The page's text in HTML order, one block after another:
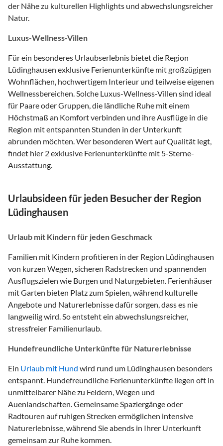
der Nähe zu kulturellen Highlights und abwechslungsreicher
Natur.
Luxus-Wellness-Villen
Für ein besonderes Urlaubserlebnis bietet die Region
Lüdinghausen exklusive Ferienunterkünfte mit großzügigen
Wohnflächen, hochwertigem Interieur und teilweise eigenen
Wellnessbereichen. Solche Luxus-Wellness-Villen sind ideal
für Paare oder Gruppen, die ländliche Ruhe mit einem
Höchstmaß an Komfort verbinden und ihre Ausflüge in die
Region mit entspannten Stunden in der Unterkunft
abrunden möchten. Wer besonderen Wert auf Qualität legt,
findet hier 2 exklusive Ferienunterkünfte mit 5-Sterne-
Ausstattung.
Urlaubsideen für jeden Besucher der Region
Lüdinghausen
Urlaub mit Kindern für jeden Geschmack
Familien mit Kindern profitieren in der Region Lüdinghausen
von kurzen Wegen, sicheren Radstrecken und spannenden
Ausflugszielen wie Burgen und Naturgebieten. Ferienhäuser
mit Garten bieten Platz zum Spielen, während kulturelle
Angebote und Naturerlebnisse dafür sorgen, dass es nie
langweilig wird. So entsteht ein abwechslungsreicher,
stressfreier Familienurlaub.
Hundefreundliche Unterkünfte für Naturerlebnisse
Ein Urlaub mit Hund wird rund um Lüdinghausen besonders
entspannt. Hundefreundliche Ferienunterkünfte liegen oft in
unmittelbarer Nähe zu Feldern, Wegen und
Auenlandschaften. Gemeinsame Spaziergänge oder
Radtouren auf ruhigen Strecken ermöglichen intensive
Naturerlebnisse, während Sie abends in Ihrer Unterkunft
gemeinsam zur Ruhe kommen.